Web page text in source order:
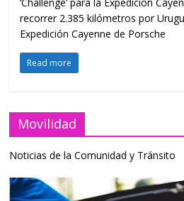
recorrer 2.385 kilómetros por
Expedición Cayenne de Porsche
Read more
Movilidad
Noticias de la Comunidad y Tránsito